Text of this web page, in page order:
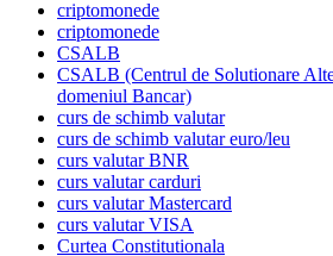
criptomonede
criptomonede
CSALB
CSALB (Centrul de Solutionare
domeniul Bancar)
curs de schimb valutar
curs de schimb valutar euro/leu
curs valutar BNR
curs valutar carduri
curs valutar Mastercard
curs valutar VISA
Curtea Constitutionala